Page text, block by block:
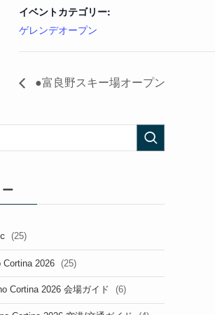
イベントカテゴリー:
ゲレンデオープン
●富良野スキー場オープン
ー
(25)
Cortina 2026 (25)
Cortina 2026 会場ガイド (6)